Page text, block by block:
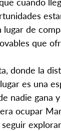
cuando
de
que
donde la
es una
nadie gana
ocupar